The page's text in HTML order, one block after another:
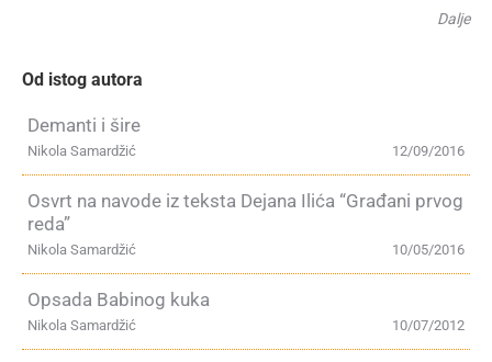
Dalje
Od istog autora
Demanti i šire
12/09/2016
Nikola Samardžić
Osvrt na navode iz teksta Dejana Ilića “Građani prvog
reda”
10/05/2016
Nikola Samardžić
Opsada Babinog kuka
10/07/2012
Nikola Samardžić